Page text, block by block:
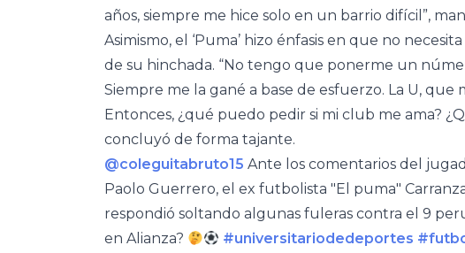
años, siempre me hice solo en un barrio difícil”,
Asimismo, el ‘Puma’ hizo énfasis en que no
de su hinchada. “No tengo que ponerme un
Siempre me la gané a base de esfuerzo. La U,
Entonces, ¿qué puedo pedir si mi club me ama?
concluyó de forma tajante.
@coleguitabruto15 Ante los comentarios del
Paolo Guerrero, el ex futbolista "El puma"
respondió soltando algunas fuleras contra el 9
en Alianza?
#universitariodedeportes